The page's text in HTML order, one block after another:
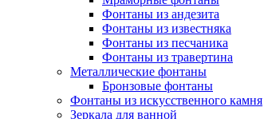
Фонтаны из андезита
Фонтаны из известняка
Фонтаны из песчаника
Фонтаны из травертина
Металлические фонтаны
Бронзовые фонтаны
Фонтаны из искусственного камня
Зеркала для ванной